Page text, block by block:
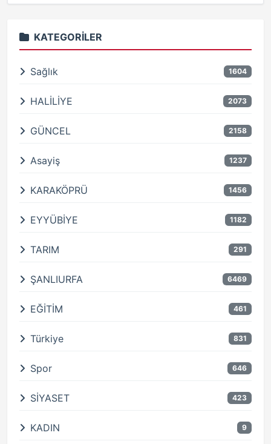
KATEGORILER
Sağlık 1604
HALİLİYE 2073
GÜNCEL 2158
Asayiş 1237
KARAKÖPRÜ 1456
EYYÜBİYE 1182
TARIM 291
ŞANLIURFA 6469
EĞİTİM 461
Türkiye 831
Spor 646
SİYASET 423
KADIN 9